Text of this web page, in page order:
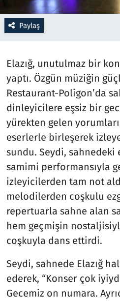
Paylaş
Elazığ, unutulmaz bir
yaptı. Özgün müziğin
Restaurant-Poligon’da
dinleyicilere eşsiz bir
yürekten gelen
eserlerle birleşerek
sundu. Seydi,
samimi performansıyla
izleyicilerden tam not
melodilerden coşkulu
repertuarla sahne alan
hem geçmişin
coşkuyla dans ettirdi.
Seydi, sahnede Elazığ
ederek, “Konser çok
Gecemiz on numara.
Savunma Sanayi
Seçim 2023
Spor
Teknoloji ve Bilim
Televizyon